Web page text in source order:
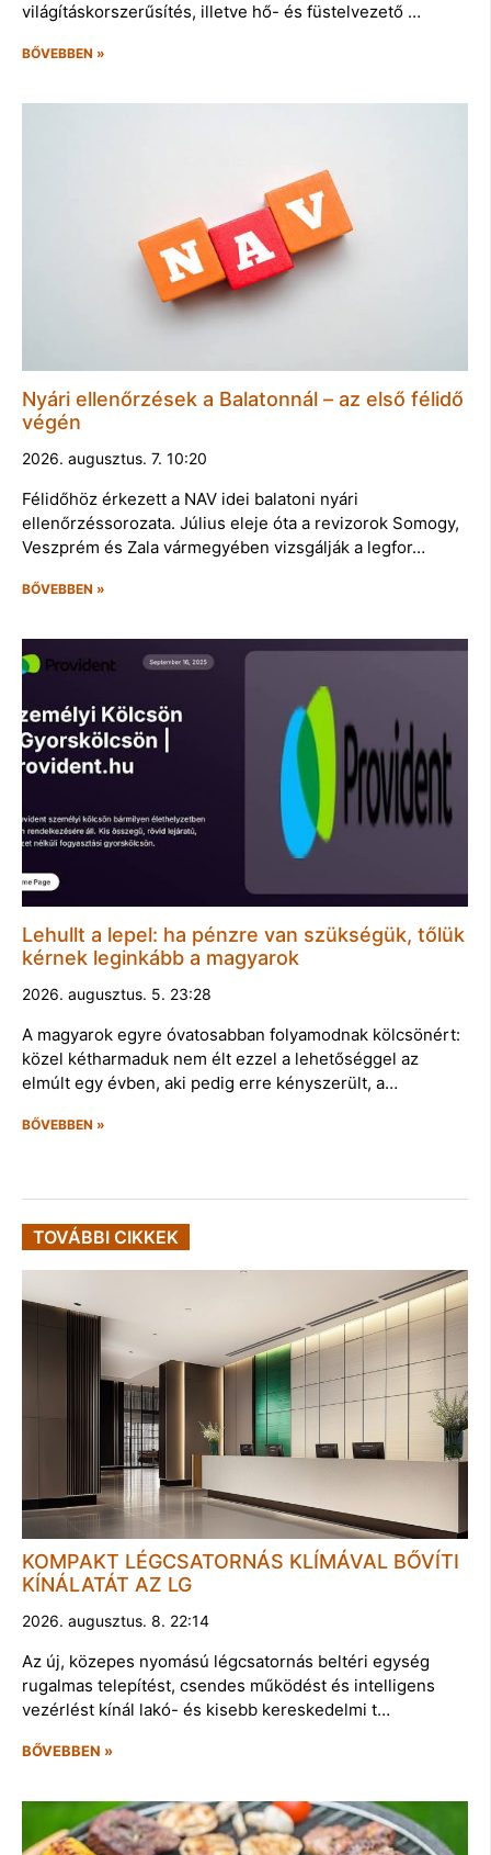
világításkorszerűsítés, illetve hő- és füstelvezető …
BŐVEBBEN »
Nyári ellenőrzések a Balatonnál – az első félidő
végén
2026. augusztus. 7. 10:20
Félidőhöz érkezett a NAV idei balatoni nyári
ellenőrzéssorozata. Július eleje óta a revizorok Somogy,
Veszprém és Zala vármegyében vizsgálják a legfor…
BŐVEBBEN »
Lehullt a lepel: ha pénzre van szükségük, tőlük
kérnek leginkább a magyarok
2026. augusztus. 5. 23:28
A magyarok egyre óvatosabban folyamodnak kölcsönért:
közel kétharmaduk nem élt ezzel a lehetőséggel az
elmúlt egy évben, aki pedig erre kényszerült, a…
BŐVEBBEN »
TOVÁBBI CIKKEK
KOMPAKT LÉGCSATORNÁS KLÍMÁVAL BŐVÍTI
KÍNÁLATÁT AZ LG
2026. augusztus. 8. 22:14
Az új, közepes nyomású légcsatornás beltéri egység
rugalmas telepítést, csendes működést és intelligens
vezérlést kínál lakó- és kisebb kereskedelmi t…
BŐVEBBEN »